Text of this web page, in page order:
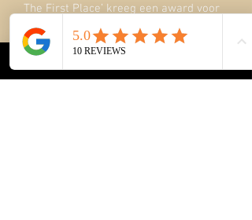
The First Place’ kreeg een award voor
de beste song. Dit leverde René
optredens op in binnen- en buitenland.
En met name op de regionale
radiozenders werd het album veel